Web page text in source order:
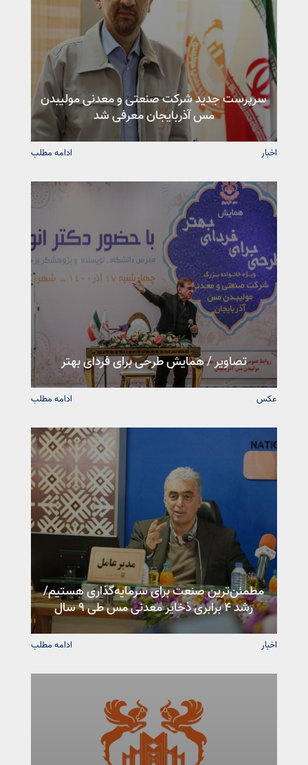
سرپرست جدید شرکت صنعتی و معدنی مولیبدن
مس آذربایجان معرفی شد
اخبار ادامه مطلب
تصاویر / همایش طرحی برای فردای بهتر
عکس ادامه مطلب
مطمئن‌ترین صنعت برای سرمایه‌گذاری هستیم/
رشد ۴ برابری ذخایر معدنی مس طی ۹ سال
اخبار ادامه مطلب